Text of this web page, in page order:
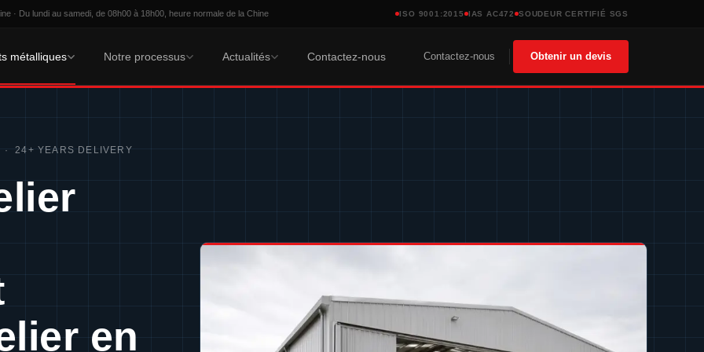
· Du lundi au samedi, de 08h00 à 18h00, heure normale de la Chine ISO 9001:2015 IAS AC472 SOUDEUR CERTIFIÉ SGS
métalliques Notre processus Actualités Contactez-nous Contactez-nous Obtenir un devis
24+ YEARS DELIVERY
en